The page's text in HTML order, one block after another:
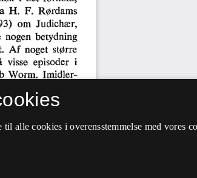
alle cookies i overensstemmelse med vores